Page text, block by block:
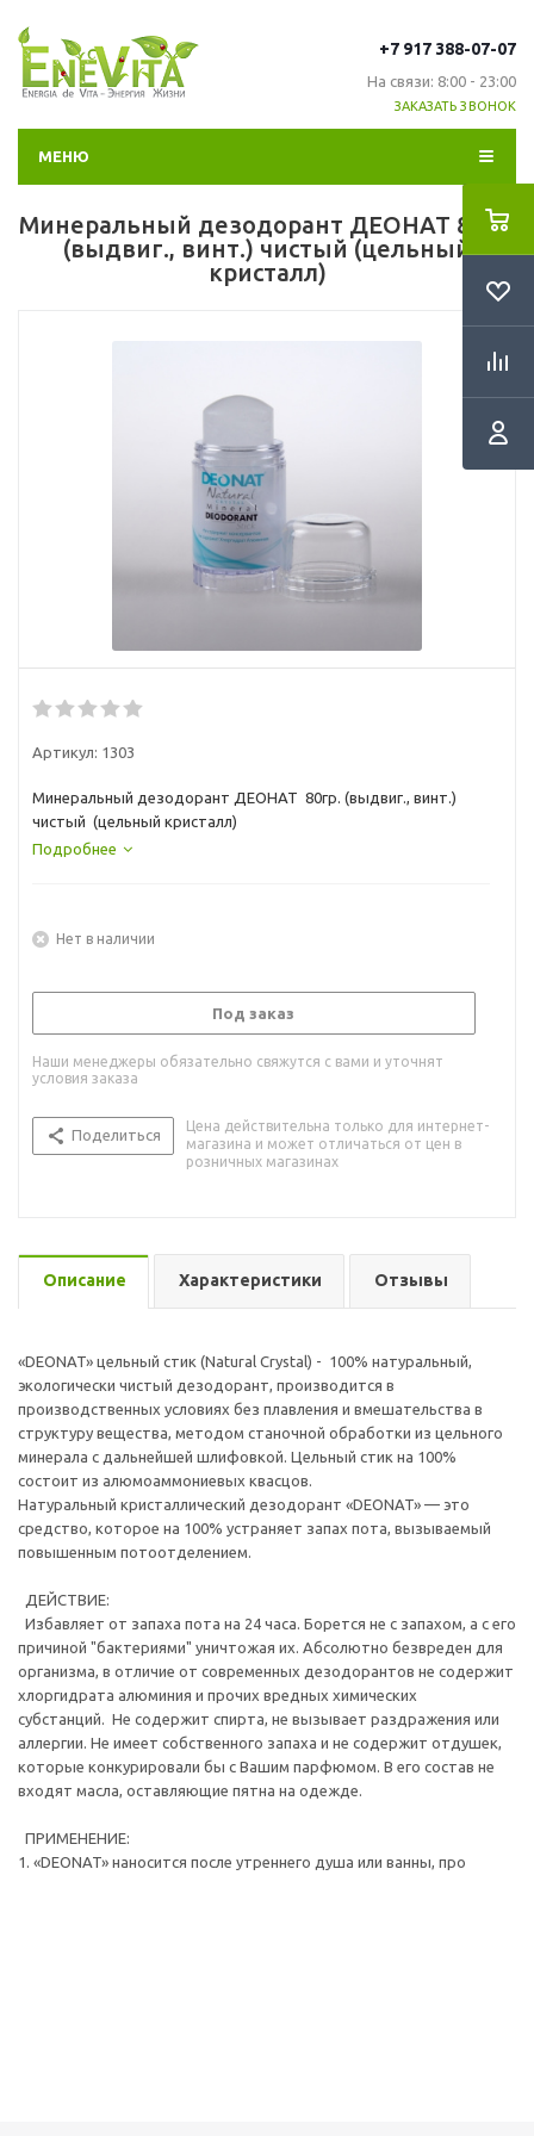
+7 917 388-07-07
На связи: 8:00 - 23:00
ЗАКАЗАТЬ ЗВОНОК
МЕНЮ
Минеральный дезодорант ДЕОНАТ 80гр.
(выдвиг., винт.) чистый (цельный
кристалл)
Артикул: 1303
Минеральный дезодорант ДЕОНАТ 80гр. (выдвиг., винт.)
чистый (цельный кристалл)
Подробнее
Нет в наличии
Под заказ
Наши менеджеры обязательно свяжутся с вами и уточнят
условия заказа
Поделиться
Цена действительна только для интернет-
магазина и может отличаться от цен в
розничных магазинах
Описание Характеристики Отзывы
«DEONAT» цельный стик (Natural Crystal) - 100% натуральный,
экологически чистый дезодорант, производится в
производственных условиях без плавления и вмешательства в
структуру вещества, методом станочной обработки из цельного
минерала с дальнейшей шлифовкой. Цельный стик на 100%
состоит из алюмоаммониевых квасцов.
Натуральный кристаллический дезодорант «DEONAT» — это
средство, которое на 100% устраняет запах пота, вызываемый
повышенным потоотделением.
ДЕЙСТВИЕ:
Избавляет от запаха пота на 24 часа. Борется не с запахом, а с его
причиной "бактериями" уничтожая их. Абсолютно безвреден для
организма, в отличие от современных дезодорантов не содержит
хлоргидрата алюминия и прочих вредных химических
субстанций. Не содержит спирта, не вызывает раздражения или
аллергии. Не имеет собственного запаха и не содержит отдушек,
которые конкурировали бы с Вашим парфюмом. В его состав не
входят масла, оставляющие пятна на одежде.
ПРИМЕНЕНИЕ:
1. «DEONAT» наносится после утреннего душа или ванны, про